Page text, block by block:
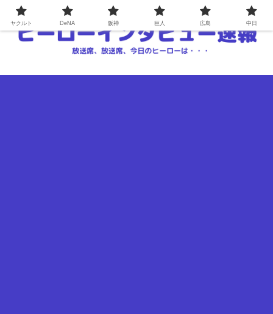
ヤクルト DeNA 阪神 巨人 広島 中日